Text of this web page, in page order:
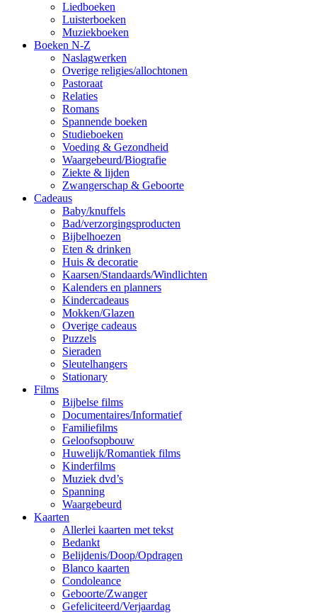
Liedboeken
Luisterboeken
Muziekboeken
Boeken N-Z
Naslagwerken
Overige religies/allochtonen
Pastoraat
Relaties
Romans
Spannende boeken
Studieboeken
Voeding & Gezondheid
Waargebeurd/Biografie
Ziekte & lijden
Zwangerschap & Geboorte
Cadeaus
Baby/knuffels
Bad/verzorgingsproducten
Bijbelhoezen
Eten & drinken
Huis & decoratie
Kaarsen/Standaards/Windlichten
Kalenders en planners
Kindercadeaus
Mokken/Glazen
Overige cadeaus
Puzzels
Sieraden
Sleutelhangers
Stationary
Films
Bijbelse films
Documentaires/Informatief
Familiefilms
Geloofsopbouw
Huwelijk/Romantiek films
Kinderfilms
Muziek dvd’s
Spanning
Waargebeurd
Kaarten
Allerlei kaarten met tekst
Bedankt
Belijdenis/Doop/Opdragen
Blanco kaarten
Condoleance
Geboorte/Zwanger
Gefeliciteerd/Verjaardag